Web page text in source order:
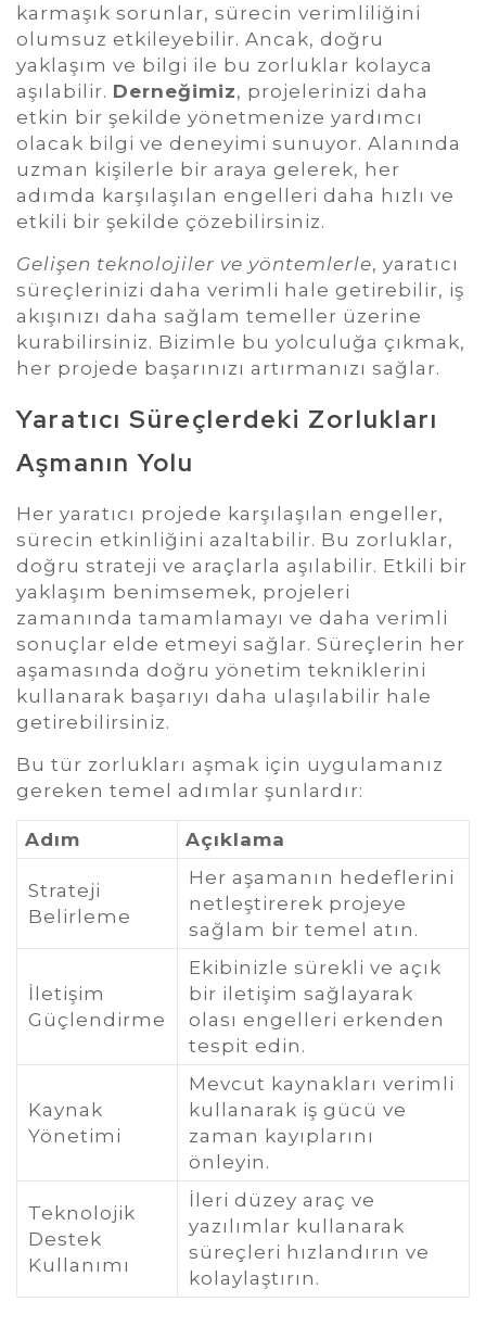
karmaşık sorunlar, sürecin verimliliğini
olumsuz etkileyebilir. Ancak, doğru
yaklaşım ve bilgi ile bu zorluklar kolayca
aşılabilir. Derneğimiz, projelerinizi daha
etkin bir şekilde yönetmenize yardımcı
olacak bilgi ve deneyimi sunuyor. Alanında
uzman kişilerle bir araya gelerek, her
adımda karşılaşılan engelleri daha hızlı ve
etkili bir şekilde çözebilirsiniz.
Gelişen teknolojiler ve yöntemlerle, yaratıcı
süreçlerinizi daha verimli hale getirebilir, iş
akışınızı daha sağlam temeller üzerine
kurabilirsiniz. Bizimle bu yolculuğa çıkmak,
her projede başarınızı artırmanızı sağlar.
Yaratıcı Süreçlerdeki Zorlukları
Aşmanın Yolu
Her yaratıcı projede karşılaşılan engeller,
sürecin etkinliğini azaltabilir. Bu zorluklar,
doğru strateji ve araçlarla aşılabilir. Etkili bir
yaklaşım benimsemek, projeleri
zamanında tamamlamayı ve daha verimli
sonuçlar elde etmeyi sağlar. Süreçlerin her
aşamasında doğru yönetim tekniklerini
kullanarak başarıyı daha ulaşılabilir hale
getirebilirsiniz.
Bu tür zorlukları aşmak için uygulamanız
gereken temel adımlar şunlardır:
Adım Açıklama
Strateji
Belirleme
Her aşamanın hedeflerini
netleştirerek projeye
sağlam bir temel atın.
İletişim
Güçlendirme
Ekibinizle sürekli ve açık
bir iletişim sağlayarak
olası engelleri erkenden
tespit edin.
Kaynak
Yönetimi
Mevcut kaynakları verimli
kullanarak iş gücü ve
zaman kayıplarını
önleyin.
Teknolojik
Destek
Kullanımı
İleri düzey araç ve
yazılımlar kullanarak
süreçleri hızlandırın ve
kolaylaştırın.